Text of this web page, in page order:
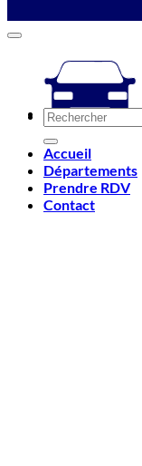
Accueil
Départements
Prendre RDV
Contact